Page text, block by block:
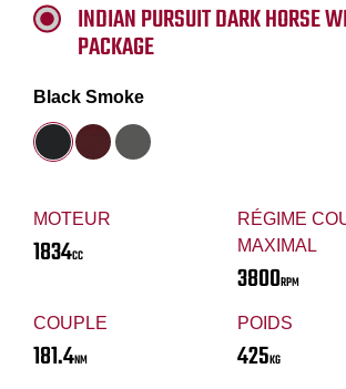
MOTEUR
1834CC
RÉGIME
MAXIMAL
3800RPM
COUPLE
181.4NM
POIDS
425KG
INDIAN PURSUIT DARK HORSE
PACKAGE
Black Smoke